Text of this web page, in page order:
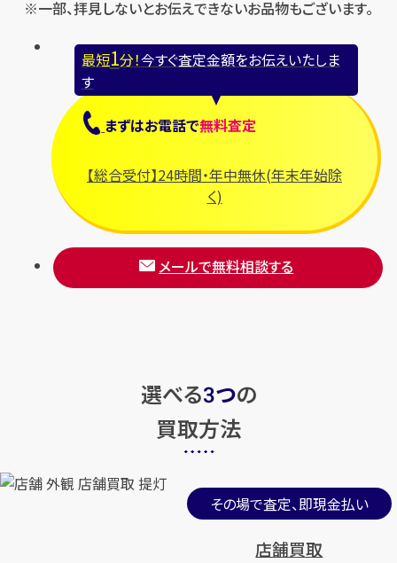
※一部、拝見しないとお伝えできないお品物もございます。
最短1分！今すぐ査定金額をお伝えいたしま
す
まずはお電話で無料査定
【総合受付】24時間・年中無休(年末年始除
く)
メールで無料相談する
選べる3つの
買取方法
その場で査定、即現金払い
店舗買取